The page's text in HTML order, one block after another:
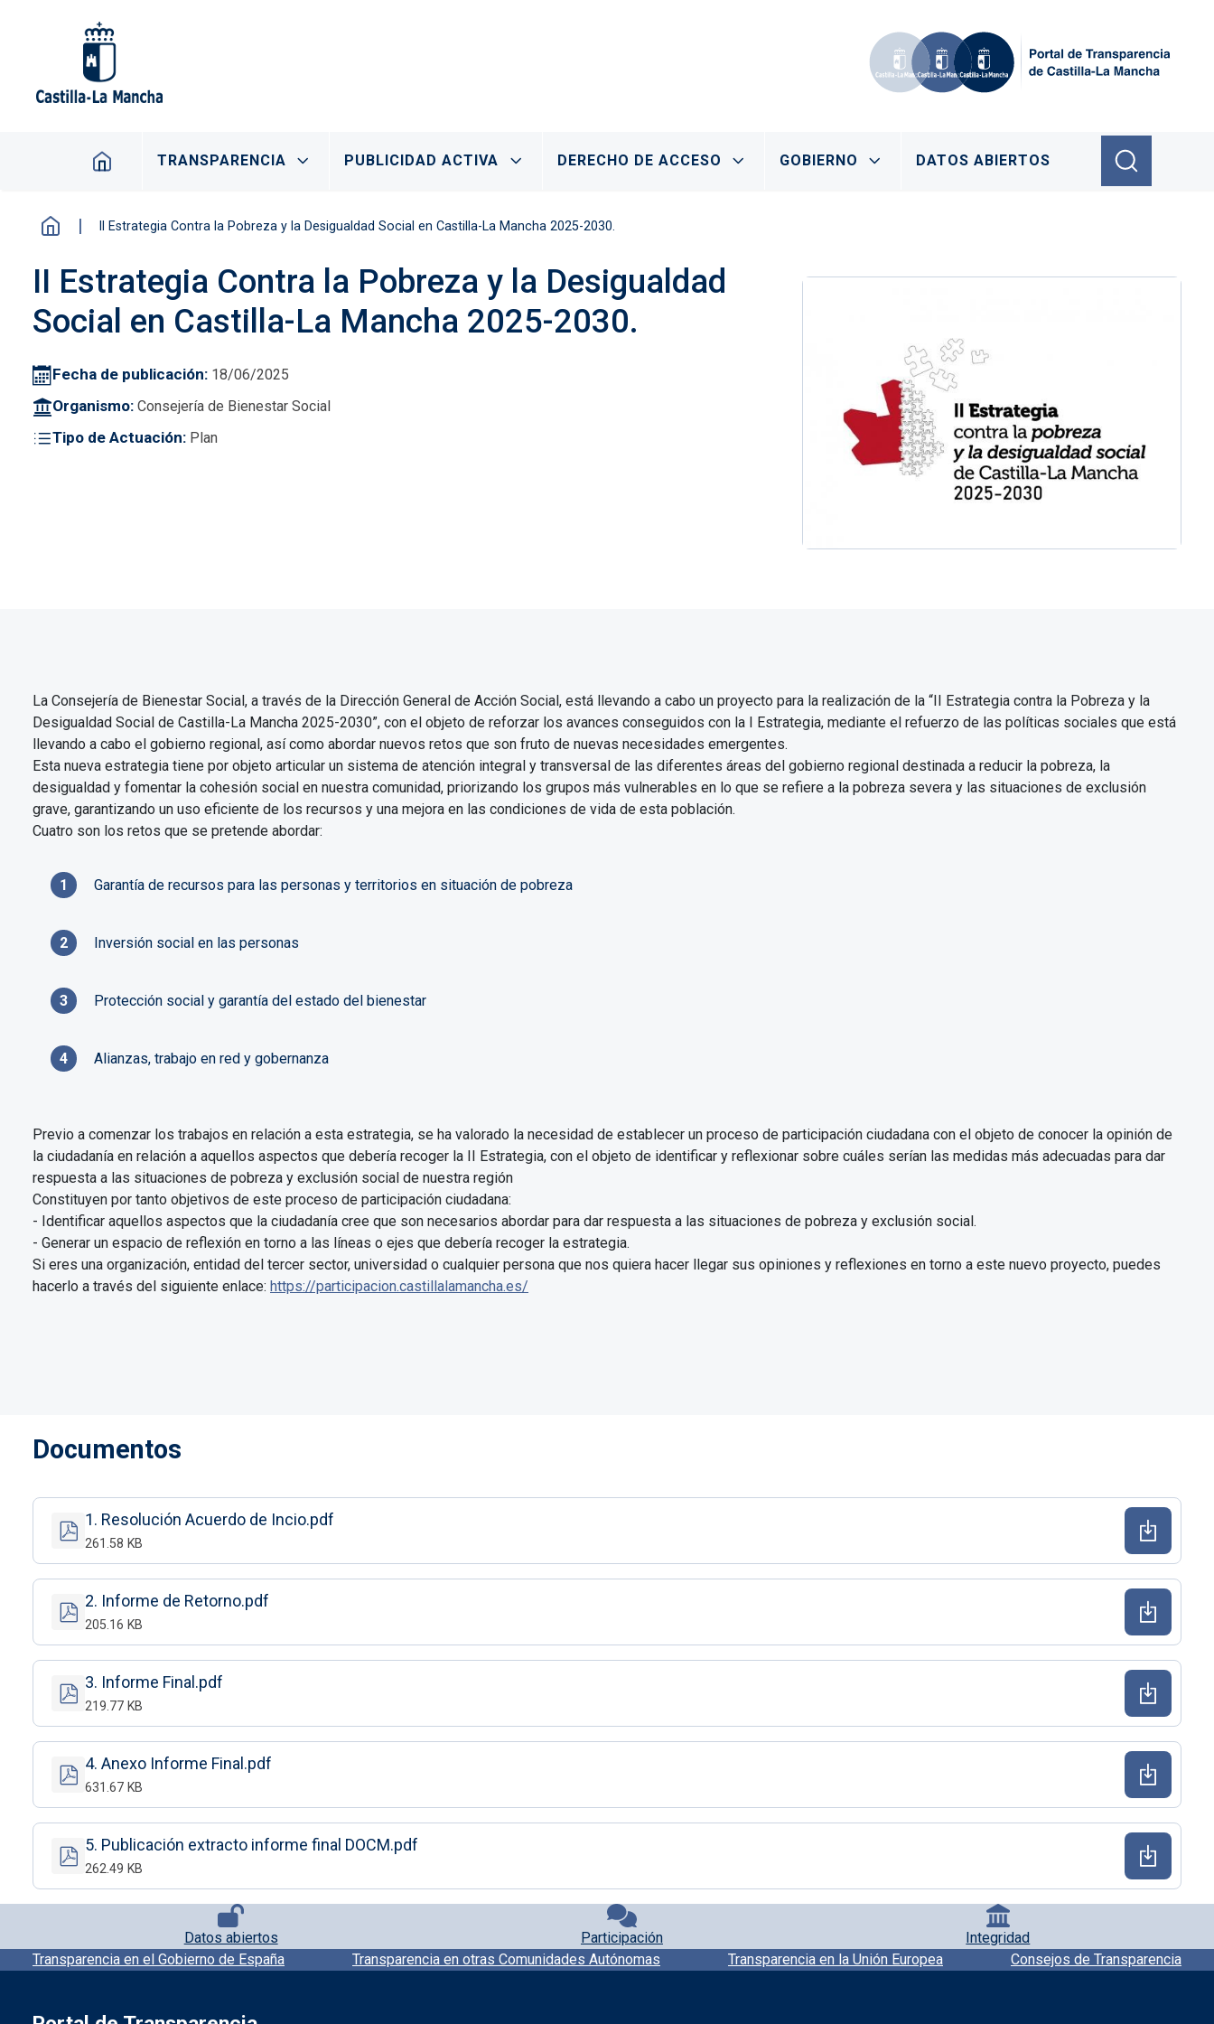
Navegación principal
TRANSPARENCIA PUBLICIDAD ACTIVA DERECHO DE ACCESO GOBIERNO DATOS ABIERTOS
II Estrategia Contra la Pobreza y la Desigualdad Social en Castilla-La Mancha 2025-2030.
II Estrategia Contra la Pobreza y la Desigualdad
Social en Castilla-La Mancha 2025-2030.
Fecha de publicación 18/06/2025
Organismo Consejería de Bienestar Social
Tipo de Actuación Plan
Imagen
La Consejería de Bienestar Social, a través de la Dirección General de Acción Social, está llevando a cabo un proyecto para la realización de la “II Estrategia contra la Pobreza y la
Desigualdad Social de Castilla-La Mancha 2025-2030”, con el objeto de reforzar los avances conseguidos con la I Estrategia, mediante el refuerzo de las políticas sociales que está
llevando a cabo el gobierno regional, así como abordar nuevos retos que son fruto de nuevas necesidades emergentes.
Esta nueva estrategia tiene por objeto articular un sistema de atención integral y transversal de las diferentes áreas del gobierno regional destinada a reducir la pobreza, la
desigualdad y fomentar la cohesión social en nuestra comunidad, priorizando los grupos más vulnerables en lo que se refiere a la pobreza severa y las situaciones de exclusión
grave, garantizando un uso eficiente de los recursos y una mejora en las condiciones de vida de esta población.
Cuatro son los retos que se pretende abordar:
Garantía de recursos para las personas y territorios en situación de pobreza
Inversión social en las personas
Protección social y garantía del estado del bienestar
Alianzas, trabajo en red y gobernanza
Previo a comenzar los trabajos en relación a esta estrategia, se ha valorado la necesidad de establecer un proceso de participación ciudadana con el objeto de conocer la opinión de
la ciudadanía en relación a aquellos aspectos que debería recoger la II Estrategia, con el objeto de identificar y reflexionar sobre cuáles serían las medidas más adecuadas para dar
respuesta a las situaciones de pobreza y exclusión social de nuestra región
Constituyen por tanto objetivos de este proceso de participación ciudadana:
- Identificar aquellos aspectos que la ciudadanía cree que son necesarios abordar para dar respuesta a las situaciones de pobreza y exclusión social.
- Generar un espacio de reflexión en torno a las líneas o ejes que debería recoger la estrategia.
Si eres una organización, entidad del tercer sector, universidad o cualquier persona que nos quiera hacer llegar sus opiniones y reflexiones en torno a este nuevo proyecto, puedes
hacerlo a través del siguiente enlace: https://participacion.castillalamancha.es/
Documentos
1. Resolución Acuerdo de Incio.pdf
261.58 KB
2. Informe de Retorno.pdf
205.16 KB
3. Informe Final.pdf
219.77 KB
4. Anexo Informe Final.pdf
631.67 KB
5. Publicación extracto informe final DOCM.pdf
262.49 KB
Pie de página con iconos
Datos abiertos Participación Integridad
Pie de pagina información
Transparencia en el Gobierno de España Transparencia en otras Comunidades Autónomas Transparencia en la Unión Europea Consejos de Transparencia